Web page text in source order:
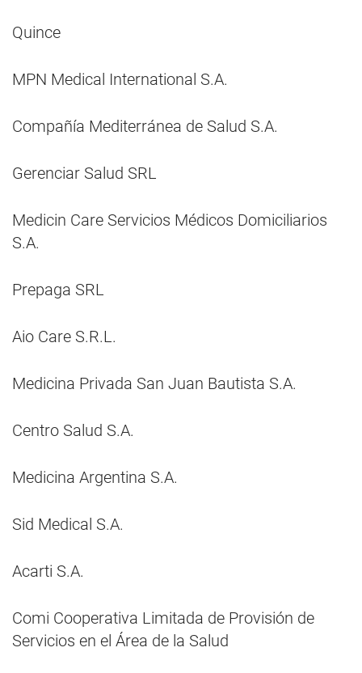
Quince
MPN Medical International S.A.
Compañía Mediterránea de Salud S.A.
Gerenciar Salud SRL
Medicin Care Servicios Médicos Domiciliarios
S.A.
Prepaga SRL
Aio Care S.R.L.
Medicina Privada San Juan Bautista S.A.
Centro Salud S.A.
Medicina Argentina S.A.
Sid Medical S.A.
Acarti S.A.
Comi Cooperativa Limitada de Provisión de
Servicios en el Área de la Salud